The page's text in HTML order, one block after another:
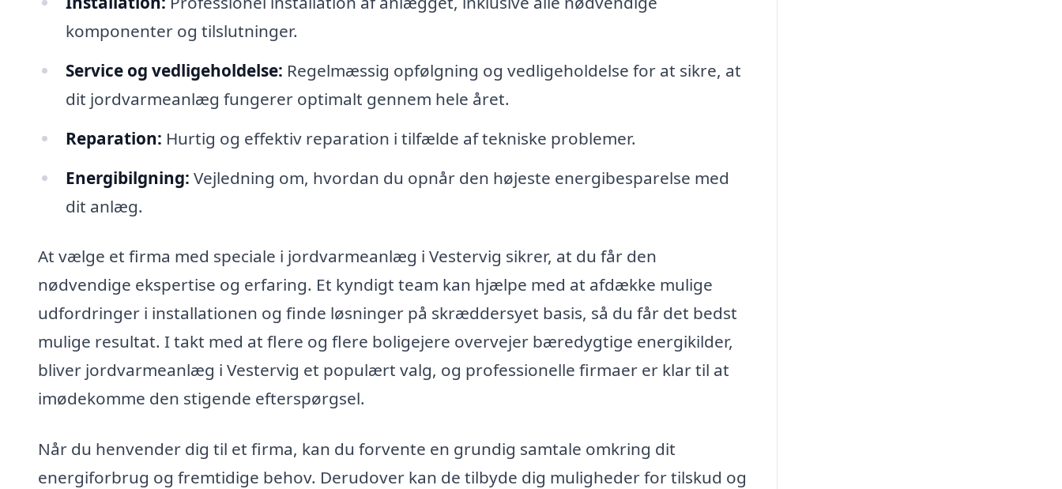
komponenter og tilslutninger.
Service og vedligeholdelse: Regelmæssig opfølgning og vedligeholdelse for at sikre, at
dit jordvarmeanlæg fungerer optimalt gennem hele året.
Reparation: Hurtig og effektiv reparation i tilfælde af tekniske problemer.
Energibilgning: Vejledning om, hvordan du opnår den højeste energibesparelse med
dit anlæg.
At vælge et firma med speciale i jordvarmeanlæg i Vestervig sikrer, at du får den
nødvendige ekspertise og erfaring. Et kyndigt team kan hjælpe med at afdække mulige
udfordringer i installationen og finde løsninger på skræddersyet basis, så du får det bedst
mulige resultat. I takt med at flere og flere boligejere overvejer bæredygtige energikilder,
bliver jordvarmeanlæg i Vestervig et populært valg, og professionelle firmaer er klar til at
imødekomme den stigende efterspørgsel.
Når du henvender dig til et firma, kan du forvente en grundig samtale omkring dit
energiforbrug og fremtidige behov. Derudover kan de tilbyde dig muligheder for tilskud og